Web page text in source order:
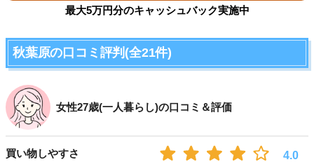
最大5万円分のキャッシュバック実施中
秋葉原の口コミ評判(全21件)
女性27歳(一人暮らし)の口コミ＆評価
買い物しやすさ
4.0